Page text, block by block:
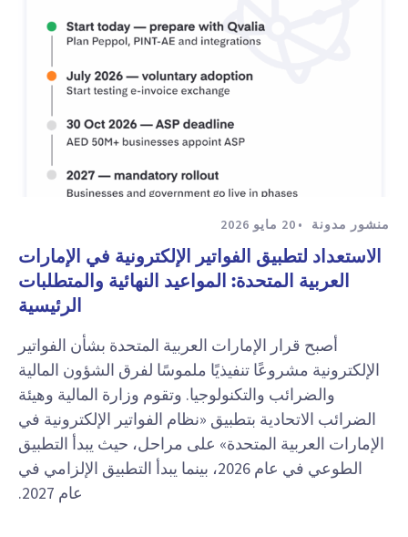
منشور مدونة 20 مايو 2026
الاستعداد لتطبيق الفواتير الإلكترونية في الإمارات
العربية المتحدة: المواعيد النهائية والمتطلبات
الرئيسية
أصبح قرار الإمارات العربية المتحدة بشأن الفواتير
الإلكترونية مشروعًا تنفيذيًا ملموسًا لفرق الشؤون المالية
والضرائب والتكنولوجيا. وتقوم وزارة المالية وهيئة
الضرائب الاتحادية بتطبيق «نظام الفواتير الإلكترونية في
الإمارات العربية المتحدة» على مراحل، حيث يبدأ التطبيق
الطوعي في عام 2026، بينما يبدأ التطبيق الإلزامي في
عام 2027.